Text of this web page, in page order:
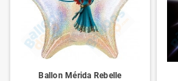
Ballon Mérida Rebelle